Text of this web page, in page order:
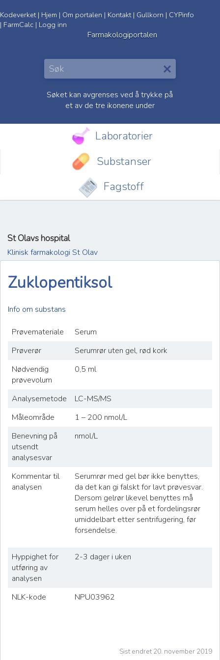
Kodeverket | Hjem | Om portalen | Kontakt | Gullkorn | CYPinfo
| FarmCalc | Logg inn
Farmakologiportalen
Søket kan avgrenses ved å trykke på
et av de tre ikonene under
Laboratorier
Substanser
Fagstoff
St Olavs hospital
Klinisk farmakologi St Olav
Zuklopentiksol
Info om substans
Prøvemateriale
Serum
Prøverør
Serumrør uten gel, rød kork
Nødvendig
prøvevolum
0,5 ml
Analysemetode
LC-MS/MS
Måleområde
1 – 200 nmol/L
Benevning på
utsendt
analysesvar
nmol/L
Kommentar til
analysen
Serumrør med gel bør ikke benyttes,
da det kan gi falskt for lavt prøvesvar.
Dersom gelrør likevel benyttes må
serum helles over på et fordelingsrør
umiddelbart etter sentrifugering, før
forsendelse.
Hyppighet for
utføring av
analysen
2-3 dager i uken
NLK-kode NPU03962
Sist endret 20. november 2019